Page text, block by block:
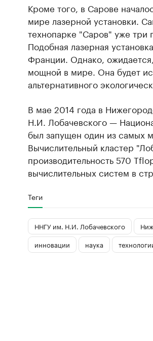
Кроме того, в Сарове
мире лазерной установки.
технопарке "Саров" уже три
Подобная лазерная
Франции. Однако,
мощной в мире. Она будет
альтернативного
В мае 2014 года в
Н.И. Лобачевского —
был запущен один из самых
Вычислительный кластер
производительность 570
вычислительных систем в
Теги
ННГУ им. Н.И. Лобачевского
инновации
наука